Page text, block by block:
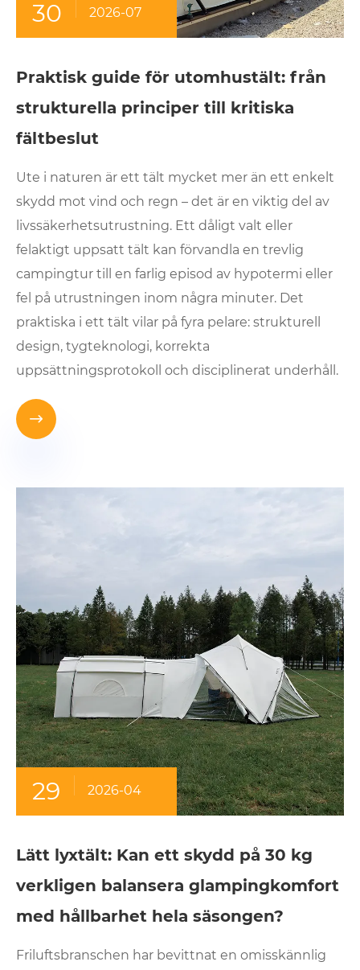
30 2026-07
Praktisk guide för utomhustält: från
strukturella principer till kritiska
fältbeslut
Ute i naturen är ett tält mycket mer än ett enkelt
skydd mot vind och regn – det är en viktig del av
livssäkerhetsutrustning. Ett dåligt valt eller
felaktigt uppsatt tält kan förvandla en trevlig
campingtur till en farlig episod av hypotermi eller
fel på utrustningen inom några minuter. Det
praktiska i ett tält vilar på fyra pelare: strukturell
design, tygteknologi, korrekta
uppsättningsprotokoll och disciplinerat underhåll.

29 2026-04
Lätt lyxtält: Kan ett skydd på 30 kg
verkligen balansera glampingkomfort
med hållbarhet hela säsongen?
Friluftsbranschen har bevittnat en omisskännlig